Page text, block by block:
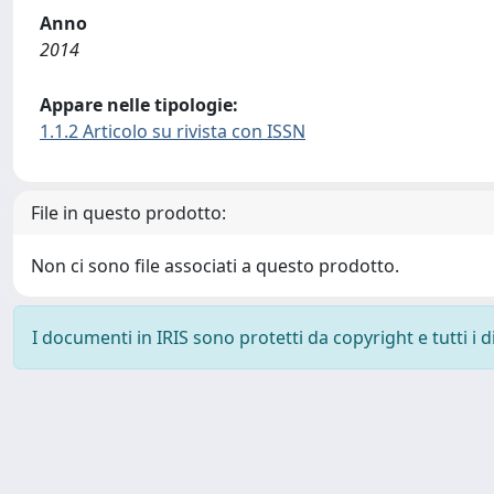
Anno
2014
Appare nelle tipologie:
1.1.2 Articolo su rivista con ISSN
File in questo prodotto:
Non ci sono file associati a questo prodotto.
I documenti in IRIS sono protetti da copyright e tutti i